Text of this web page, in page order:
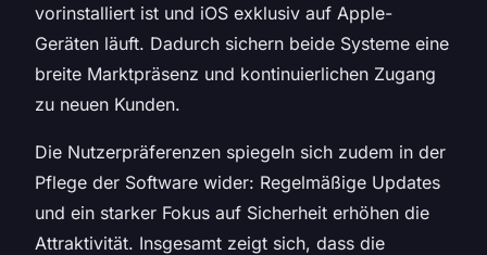
vorinstalliert ist und iOS exklusiv auf Apple-
Geräten läuft. Dadurch sichern beide Systeme eine
breite Marktpräsenz und kontinuierlichen Zugang
zu neuen Kunden.
Die Nutzerpräferenzen spiegeln sich zudem in der
Pflege der Software wider: Regelmäßige Updates
und ein starker Fokus auf Sicherheit erhöhen die
Attraktivität. Insgesamt zeigt sich, dass die